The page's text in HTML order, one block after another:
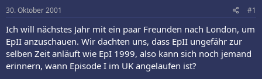
e
r
l
t
a
m
30. Oktober 2001 #1
Ich will nächstes Jahr mit ein paar Freunden nach London, um
EpII anzuschauen. Wir dachten uns, dass EpII ungefähr zur
selben Zeit anläuft wie EpI 1999, also kann sich noch jemand
erinnern, wann Episode I im UK angelaufen ist?